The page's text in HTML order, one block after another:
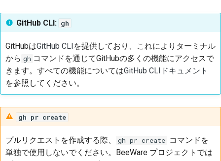
GitHub CLI: gh
GitHubはGitHub CLI を提供しており、これによりターミナル
から gh コマンドを通じてGitHubの多くの機能にアクセスで
きます。すべての機能についてはGitHub CLIドキュメント
を参照してください。
gh pr create
プルリクエストを作成する際、 gh pr create コマンドを
単独で使用しないでください。BeeWare プロジェクトでは